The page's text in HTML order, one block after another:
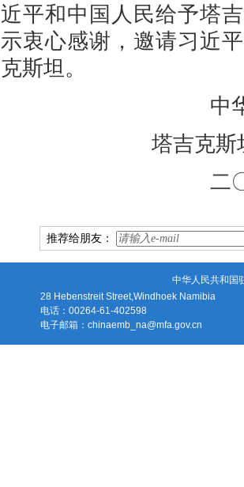
近平和中国人民给予塔
示衷心感谢，邀请习近
克斯坦。
中
塔吉克
二
推荐给朋友：
中华人民共和国
28 Hebenstreit Street,Windhoek Namibia
电话：00264-61-402598
电子邮箱： chinaemb_na@mfa.gov.cn